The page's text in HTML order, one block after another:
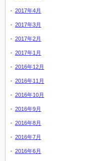
2017年4月
2017年3月
2017年2月
2017年1月
2016年12月
2016年11月
2016年10月
2016年9月
2016年8月
2016年7月
2016年6月